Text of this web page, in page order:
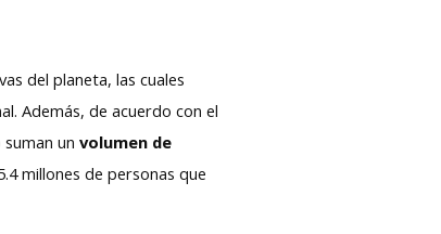
del planeta, las cuales
Además, de acuerdo con el
suman unvolumen de
millones de personas que